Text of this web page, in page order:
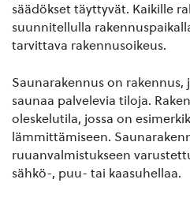
säädökset täyttyvät. Kaikille
suunnitellulla
tarvittava rakennusoikeus.
Saunarakennus on
saunaa palvelevia tiloja.
oleskelutila, jossa on
lämmittämiseen.
ruuanvalmistukseen
sähkö-, puu- tai kaasuhellaa.